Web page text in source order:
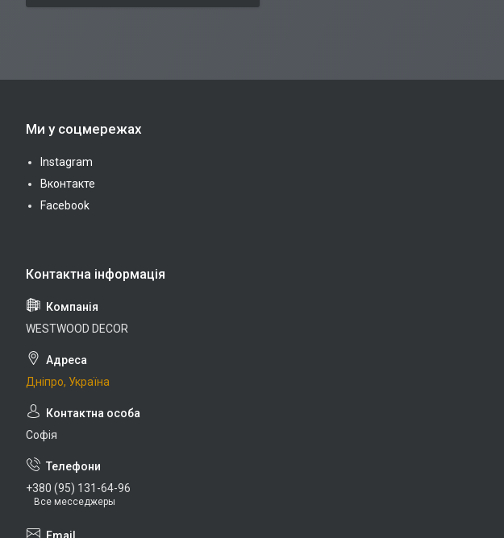
Ми у соцмережах
Instagram
Вконтакте
Facebook
WESTWOOD DECOR
Дніпро, Україна
Софія
+380 (95) 131-64-96
Все месседжеры